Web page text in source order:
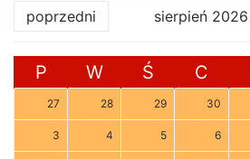
poprzedni sierpień 2026
P W Ś C
27 28 29 30
3 4 5 6